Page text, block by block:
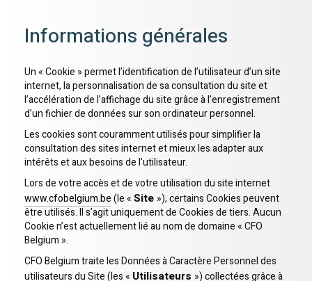
Informations générales
Un « Cookie » permet l’identification de l’utilisateur d’un site
internet, la personnalisation de sa consultation du site et
l’accélération de l’affichage du site grâce à l’enregistrement
d’un fichier de données sur son ordinateur personnel.
Les cookies sont couramment utilisés pour simplifier la
consultation des sites internet et mieux les adapter aux
intérêts et aux besoins de l’utilisateur.
Lors de votre accès et de votre utilisation du site internet
www.cfobelgium.be(le «Site »), certains Cookies peuvent
être utilisés. Il s’agit uniquement de Cookies de tiers. Aucun
Cookie n’est actuellement lié au nom de domaine « CFO
Belgium ».
CFO Belgium traite les Données à Caractère Personnel des
utilisateurs du Site (les « Utilisateurs ») collectées grâce à